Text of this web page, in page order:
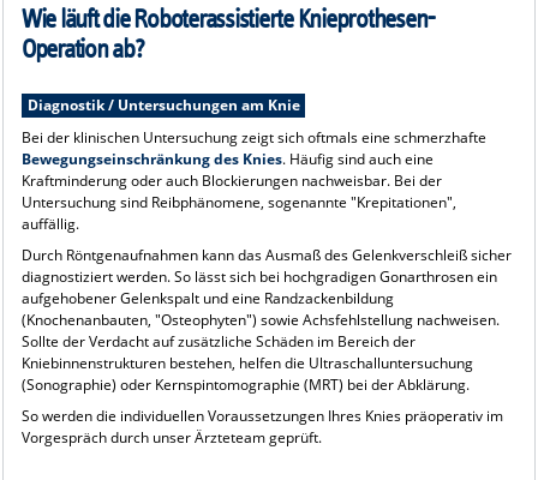
Wie läuft die Roboterassistierte Knieprothesen-
Operation ab?
Diagnostik / Untersuchungen am Knie
Bei der klinischen Untersuchung zeigt sich oftmals eine schmerzhafte
Bewegungseinschränkung des Knies. Häufig sind auch eine
Kraftminderung oder auch Blockierungen nachweisbar. Bei der
Untersuchung sind Reibphänomene, sogenannte "Krepitationen",
auffällig.
Durch Röntgenaufnahmen kann das Ausmaß des Gelenkverschleiß sicher
diagnostiziert werden. So lässt sich bei hochgradigen Gonarthrosen ein
aufgehobener Gelenkspalt und eine Randzackenbildung
(Knochenanbauten, "Osteophyten") sowie Achsfehlstellung nachweisen.
Sollte der Verdacht auf zusätzliche Schäden im Bereich der
Kniebinnenstrukturen bestehen, helfen die Ultraschalluntersuchung
(Sonographie) oder Kernspintomographie (MRT) bei der Abklärung.
So werden die individuellen Voraussetzungen Ihres Knies präoperativ im
Vorgespräch durch unser Ärzteteam geprüft.